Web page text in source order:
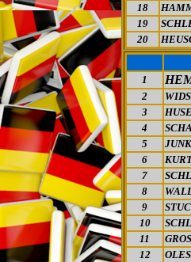
18
19
20
1
2
3
4
5
6
7
8
9
10
11
12